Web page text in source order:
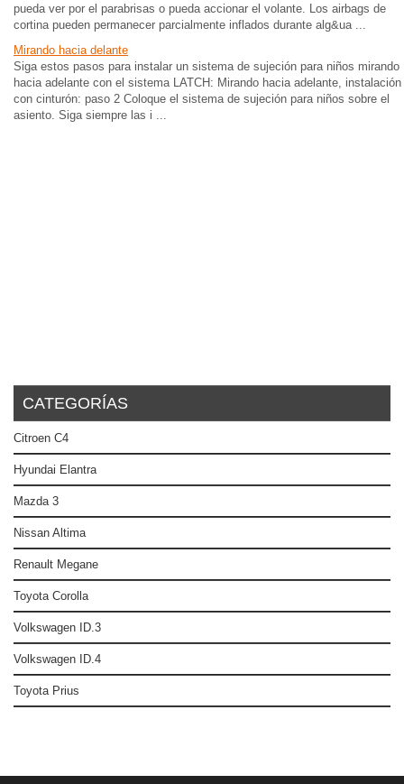
pueda ver por el parabrisas o pueda accionar el volante. Los airbags de
cortina pueden permanecer parcialmente inflados durante alg&ua ...
Mirando hacia delante
Siga estos pasos para instalar un sistema de sujeción para niños mirando
hacia adelante con el sistema LATCH: Mirando hacia adelante, instalación
con cinturón: paso 2 Coloque el sistema de sujeción para niños sobre el
asiento. Siga siempre las i ...
CATEGORÍAS
Citroen C4
Hyundai Elantra
Mazda 3
Nissan Altima
Renault Megane
Toyota Corolla
Volkswagen ID.3
Volkswagen ID.4
Toyota Prius